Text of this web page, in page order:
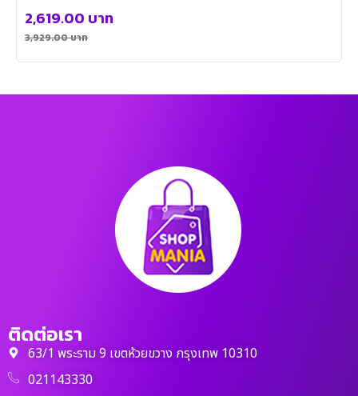
3,929.00บาท
2,619.00 บาท
ติดต่อเรา
63/1 พระราม 9 เขตห้วยขวาง กรุงเทพ 10310
021143330